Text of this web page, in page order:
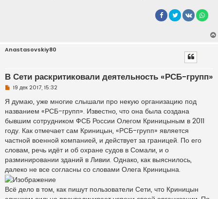
Anastasovskiy80
В Сети раскритиковали деятельность «РСБ-групп»
Н
п
р
о
ч
и
т
н
н
е
с
о
о
б
щ
19 дек 2017, 15:32
Я думаю, уже многие слышали про некую организацию под
названием «РСБ-групп». Известно, что она была создана
бывшим сотрудником ФСБ России Олегом Криницыным в 2011
году. Как отмечает сам Криницын, «РСБ-групп» является
частной военной компанией, и действует за границей. По его
словам, речь идёт и об охране судов в Сомали, и о
разминировании зданий в Ливии. Однако, как выяснилось,
далеко не все согласны со словами Олега Криницына.
Всё дело в том, как пишут пользователи Сети, что Криницын